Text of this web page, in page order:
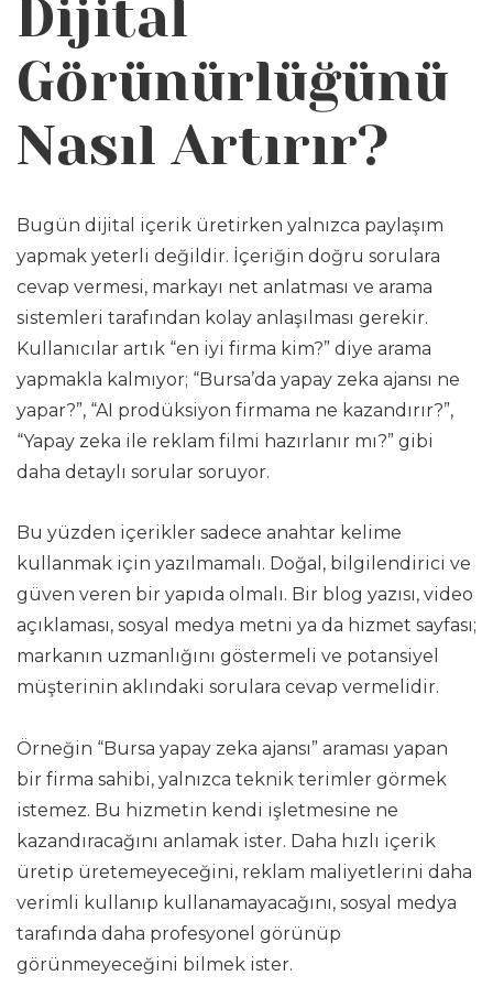
Dijital
Görünürlüğünü
Nasıl Artırır?
Bugün dijital içerik üretirken yalnızca paylaşım
yapmak yeterli değildir. İçeriğin doğru sorulara
cevap vermesi, markayı net anlatması ve arama
sistemleri tarafından kolay anlaşılması gerekir.
Kullanıcılar artık “en iyi firma kim?” diye arama
yapmakla kalmıyor; “Bursa’da yapay zeka ajansı ne
yapar?”, “AI prodüksiyon firmama ne kazandırır?”,
“Yapay zeka ile reklam filmi hazırlanır mı?” gibi
daha detaylı sorular soruyor.
Bu yüzden içerikler sadece anahtar kelime
kullanmak için yazılmamalı. Doğal, bilgilendirici ve
güven veren bir yapıda olmalı. Bir blog yazısı, video
açıklaması, sosyal medya metni ya da hizmet sayfası;
markanın uzmanlığını göstermeli ve potansiyel
müşterinin aklındaki sorulara cevap vermelidir.
Örneğin “Bursa yapay zeka ajansı” araması yapan
bir firma sahibi, yalnızca teknik terimler görmek
istemez. Bu hizmetin kendi işletmesine ne
kazandıracağını anlamak ister. Daha hızlı içerik
üretip üretemeyeceğini, reklam maliyetlerini daha
verimli kullanıp kullanamayacağını, sosyal medya
tarafında daha profesyonel görünüp
görünmeyeceğini bilmek ister.